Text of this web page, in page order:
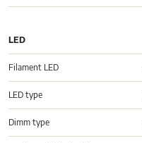
LED
Filament LED
LED type
Dimm type